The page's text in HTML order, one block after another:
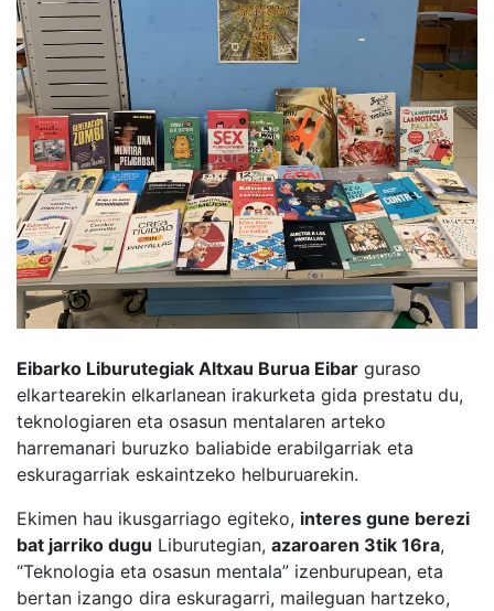
Eibarko Liburutegiak Altxau Burua Eibar guraso
elkartearekin elkarlanean irakurketa gida prestatu du,
teknologiaren eta osasun mentalaren arteko
harremanari buruzko baliabide erabilgarriak eta
eskuragarriak eskaintzeko helburuarekin.
Ekimen hau ikusgarriago egiteko, interes gune berezi
bat jarriko dugu Liburutegian, azaroaren 3tik 16ra,
“Teknologia eta osasun mentala” izenburupean, eta
bertan izango dira eskuragarri, maileguan hartzeko,